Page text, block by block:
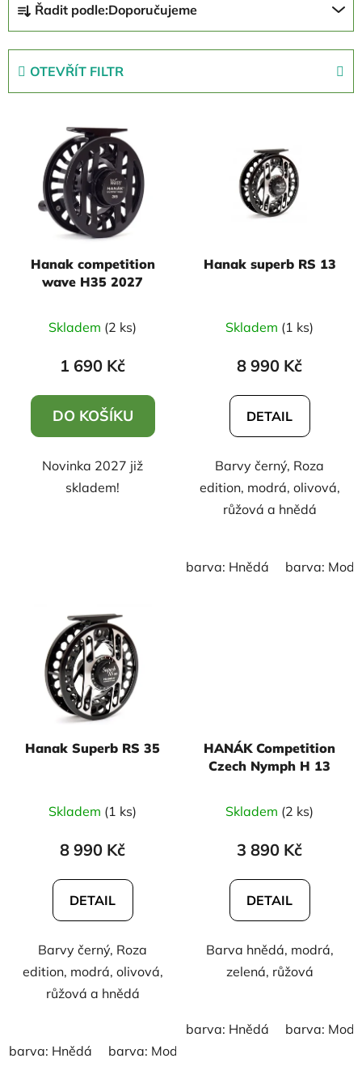
a
z
Řadit podle:Doporučujeme
OTEVŘÍT FILTR
Hanak competition
wave H35 2027
Skladem (2 ks)
1 690 Kč
DO KOŠÍKU
Novinka 2027 již
skladem!
Hanak superb RS 13
Skladem (1 ks)
8 990 Kč
DETAIL
Barvy černý, Roza
edition, modrá, olivová,
růžová a hnědá
barva: Hnědá barva:
Hanak Superb RS 35
Skladem (1 ks)
8 990 Kč
DETAIL
Barvy černý, Roza
edition, modrá, olivová,
růžová a hnědá
barva: Hnědá barva: Modrá
HANÁK Competition
Czech Nymph H 13
Skladem (2 ks)
3 890 Kč
DETAIL
Barva hnědá, modrá,
zelená, růžová
barva: Hnědá barva: